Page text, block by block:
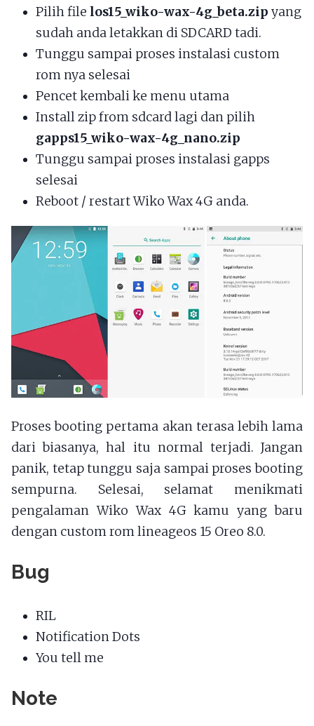
Pilih file los15_wiko-wax-4g_beta.zip yang
sudah anda letakkan di SDCARD tadi.
Tunggu sampai proses instalasi custom
rom nya selesai
Pencet kembali ke menu utama
Install zip from sdcard lagi dan pilih
gapps15_wiko-wax-4g_nano.zip
Tunggu sampai proses instalasi gapps
selesai
Reboot / restart Wiko Wax 4G anda.
Proses booting pertama akan terasa lebih lama
dari biasanya, hal itu normal terjadi. Jangan
panik, tetap tunggu saja sampai proses booting
sempurna. Selesai, selamat menikmati
pengalaman Wiko Wax 4G kamu yang baru
dengan custom rom lineageos 15 Oreo 8.0.
Bug
RIL
Notification Dots
You tell me
Note